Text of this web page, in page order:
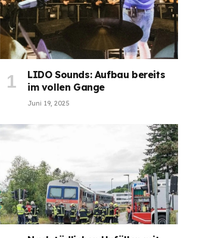
LIDO Sounds: Aufbau bereits
im vollen Gange
Juni 19, 2025